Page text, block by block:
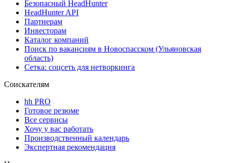
Безопасный HeadHunter
HeadHunter API
Партнерам
Инвесторам
Каталог компаний
Поиск по вакансиям в Новоспасском (Ульяновская
область)
Сетка: соцсеть для нетворкинга
Соискателям
hh PRO
Готовое резюме
Все сервисы
Хочу у вас работать
Производственный календарь
Экспертная рекомендация